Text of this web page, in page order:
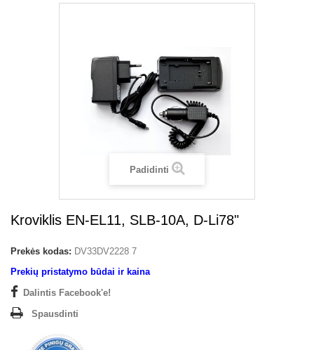
Padidinti
Kroviklis EN-EL11, SLB-10A, D-Li78"
Prekės kodas: DV33DV2228 7
Prekių pristatymo būdai ir kaina
Dalintis Facebook'e!
Spausdinti